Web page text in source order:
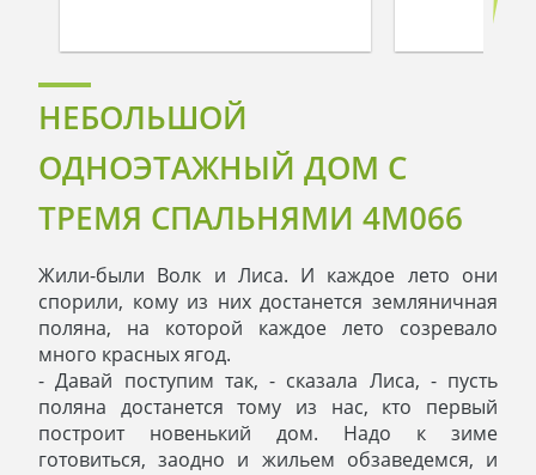
НЕБОЛЬШОЙ
ОДНОЭТАЖНЫЙ ДОМ С
ТРЕМЯ СПАЛЬНЯМИ 4M066
Жили-были Волк и Лиса. И каждое лето они
спорили, кому из них достанется земляничная
поляна, на которой каждое лето созревало
много красных ягод.
- Давай поступим так, - сказала Лиса, - пусть
поляна достанется тому из нас, кто первый
построит новенький дом. Надо к зиме
готовиться, заодно и жильем обзаведемся, и